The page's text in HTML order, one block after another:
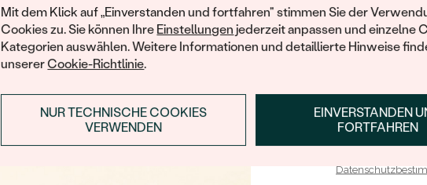
Mit dem Klick auf „Einverstanden und fortfahren" stimmen Sie der
Cookies zu. Sie können Ihre Einstellungen jederzeit anpassen und einzelne
Kategorien auswählen. Weitere Informationen und detaillierte Hinweise
unsererCookie-Richtlinie.
EINVERSTANDEN
FORTFAHREN
NUR TECHNISCHE COOKIES
VERWENDEN
HERKUNFT:
Ihren ersten
ANMELDEN &
E-Mail-Adresse je bei uns in